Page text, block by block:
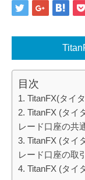
目次
TitanFX(タイ
TitanFX (タイ
レード口座の共
TitanFX (タイ
レード口座の取
TitanFX (タイ